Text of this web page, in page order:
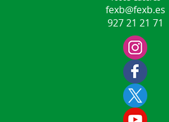
fexb@fexb.es
927 21 21 71